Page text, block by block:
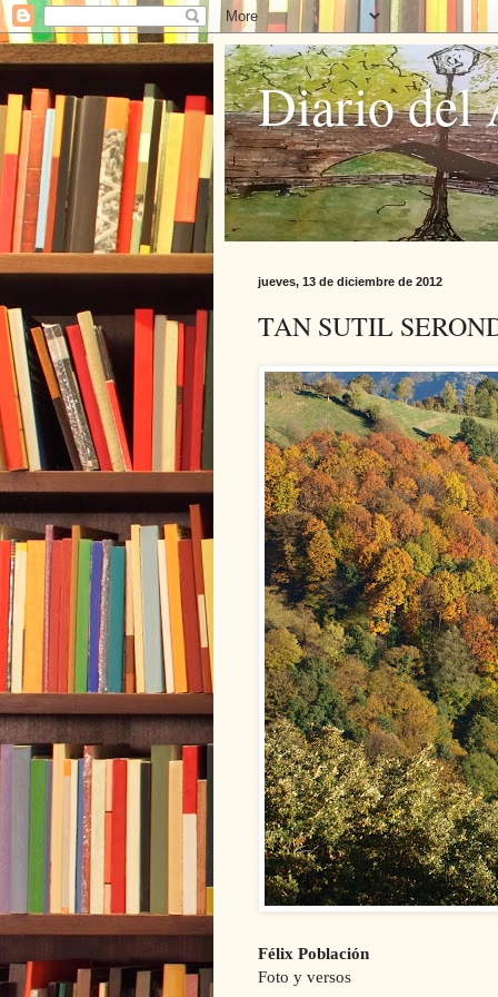
Diario del
jueves, 13 de diciembre de 2012
TAN SUTIL
Félix Población
Foto y versos